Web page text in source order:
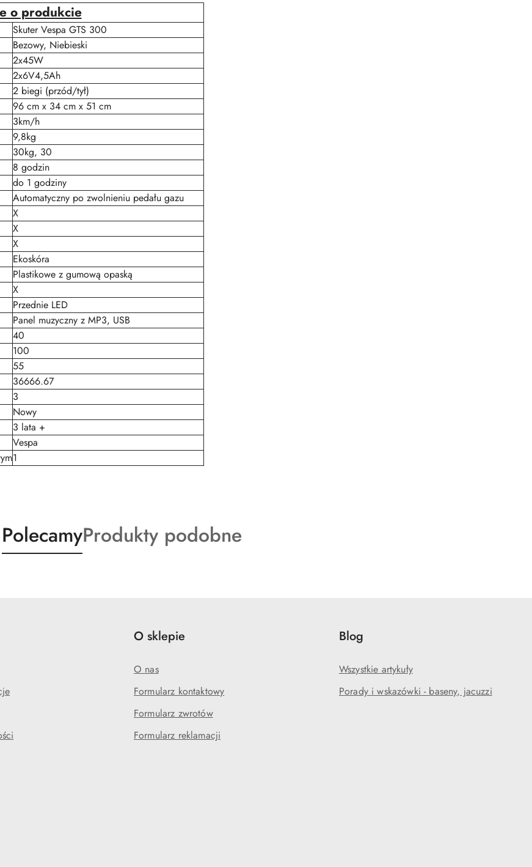
o produkcie
Skuter Vespa GTS 300
Bezowy, Niebieski
2x45W
2x6V4,5Ah
2 biegi (przód/tył)
96 cm x 34 cm x 51 cm
3km/h
9,8kg
30kg, 30
8 godzin
do 1 godziny
Automatyczny po zwolnieniu pedału gazu
X
X
X
Ekoskóra
Plastikowe z gumową opaską
X
Przednie LED
Panel muzyczny z MP3, USB
40
100
55
36666.67
3
Nowy
3 lata +
Vespa
1
Produkty
o
PolecamyProdukty
o
Produkty podobne
O sklepie
O nas
Formularz kontaktowy
Formularz zwrotów
Formularz reklamacji
Blog
Wszystkie artykuły
Porady i wskazówki - baseny, jacuzzi